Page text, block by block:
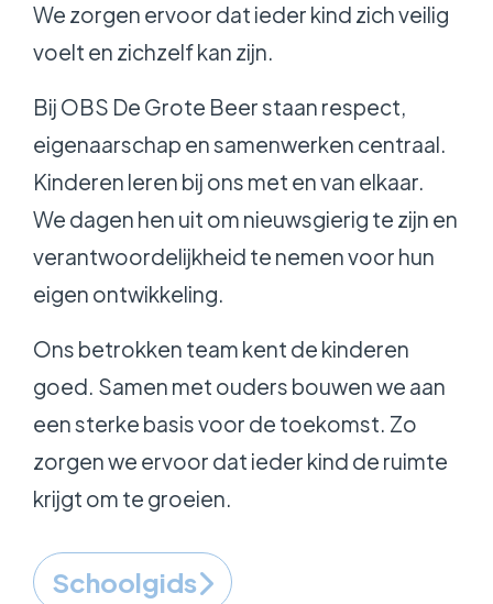
We zorgen ervoor dat ieder kind zich veilig
voelt en zichzelf kan zijn.
Bij OBS De Grote Beer staan respect,
eigenaarschap en samenwerken centraal.
Kinderen leren bij ons met en van elkaar.
We dagen hen uit om nieuwsgierig te zijn en
verantwoordelijkheid te nemen voor hun
eigen ontwikkeling.
Ons betrokken team kent de kinderen
goed. Samen met ouders bouwen we aan
een sterke basis voor de toekomst. Zo
zorgen we ervoor dat ieder kind de ruimte
krijgt om te groeien.
Schoolgids